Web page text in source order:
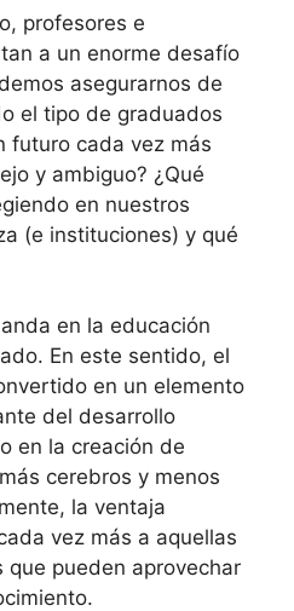
profesores e
a un enorme desafío
asegurarnos de
el tipo de graduados
futuro cada vez más
y ambiguo? ¿Qué
en nuestros
(e instituciones) y qué
en la educación
En este sentido, el
en un elemento
del desarrollo
en la creación de
cerebros y menos
la ventaja
vez más a aquellas
que pueden aprovechar